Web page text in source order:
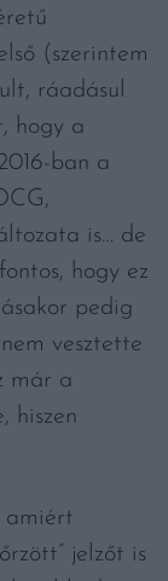
(szerintem
ráadásul
hogy a
ban a
is… de
hogy ez
pedig
vesztette
már a
hiszen
amiért
jelzőt is